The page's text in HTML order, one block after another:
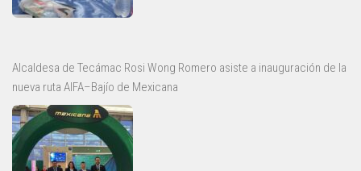
Alcaldesa de Tecámac Rosi Wong Romero asiste a inauguración de la
nueva ruta AIFA–Bajío de Mexicana